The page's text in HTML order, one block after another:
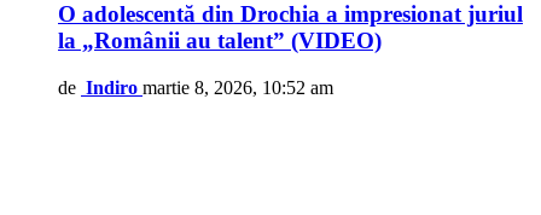
O adolescentă din Drochia a impresionat juriul
la „Românii au talent” (VIDEO)
de Indiro martie 8, 2026, 10:52 am